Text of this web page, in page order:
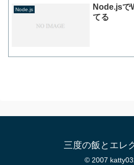
Node.js
Node.jsで
てる
三度の飯とエレ
© 2007